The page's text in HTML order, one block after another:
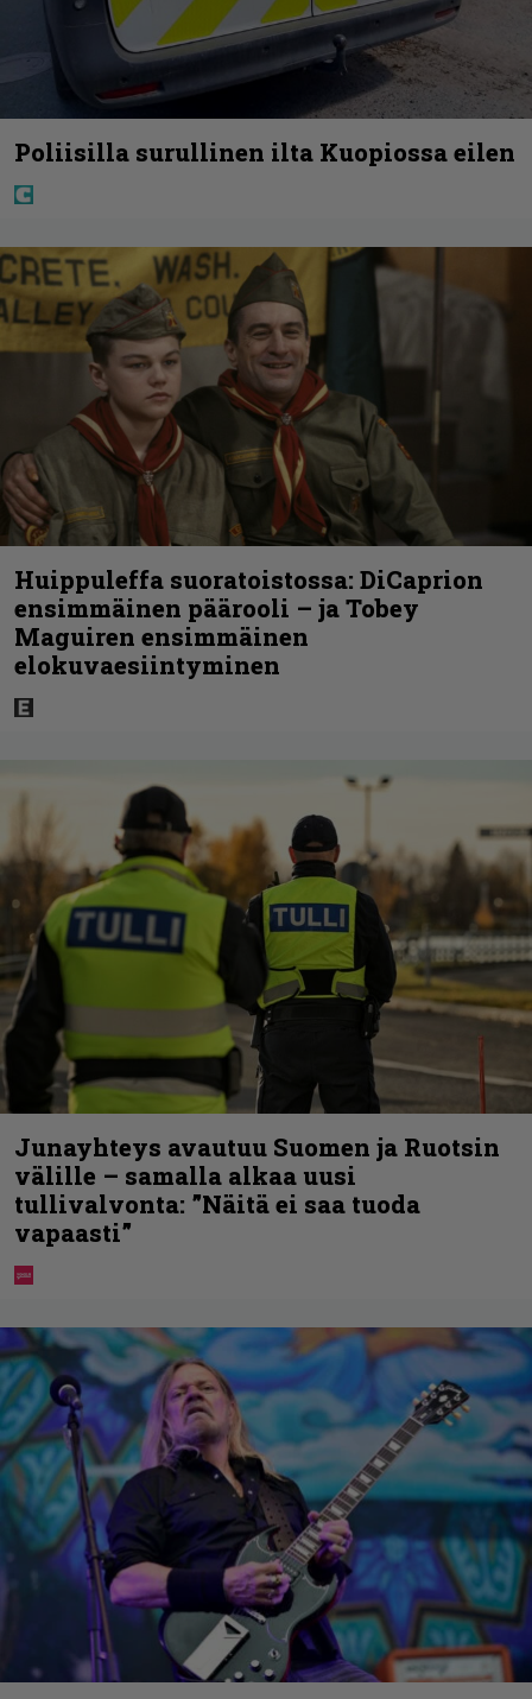
Poliisilla surullinen ilta Kuopiossa eilen
Huippuleffa suoratoistossa: DiCaprion
ensimmäinen päärooli – ja Tobey
Maguiren ensimmäinen
elokuvaesiintyminen
Junayhteys avautuu Suomen ja Ruotsin
välille – samalla alkaa uusi
tullivalvonta: ”Näitä ei saa tuoda
vapaasti”